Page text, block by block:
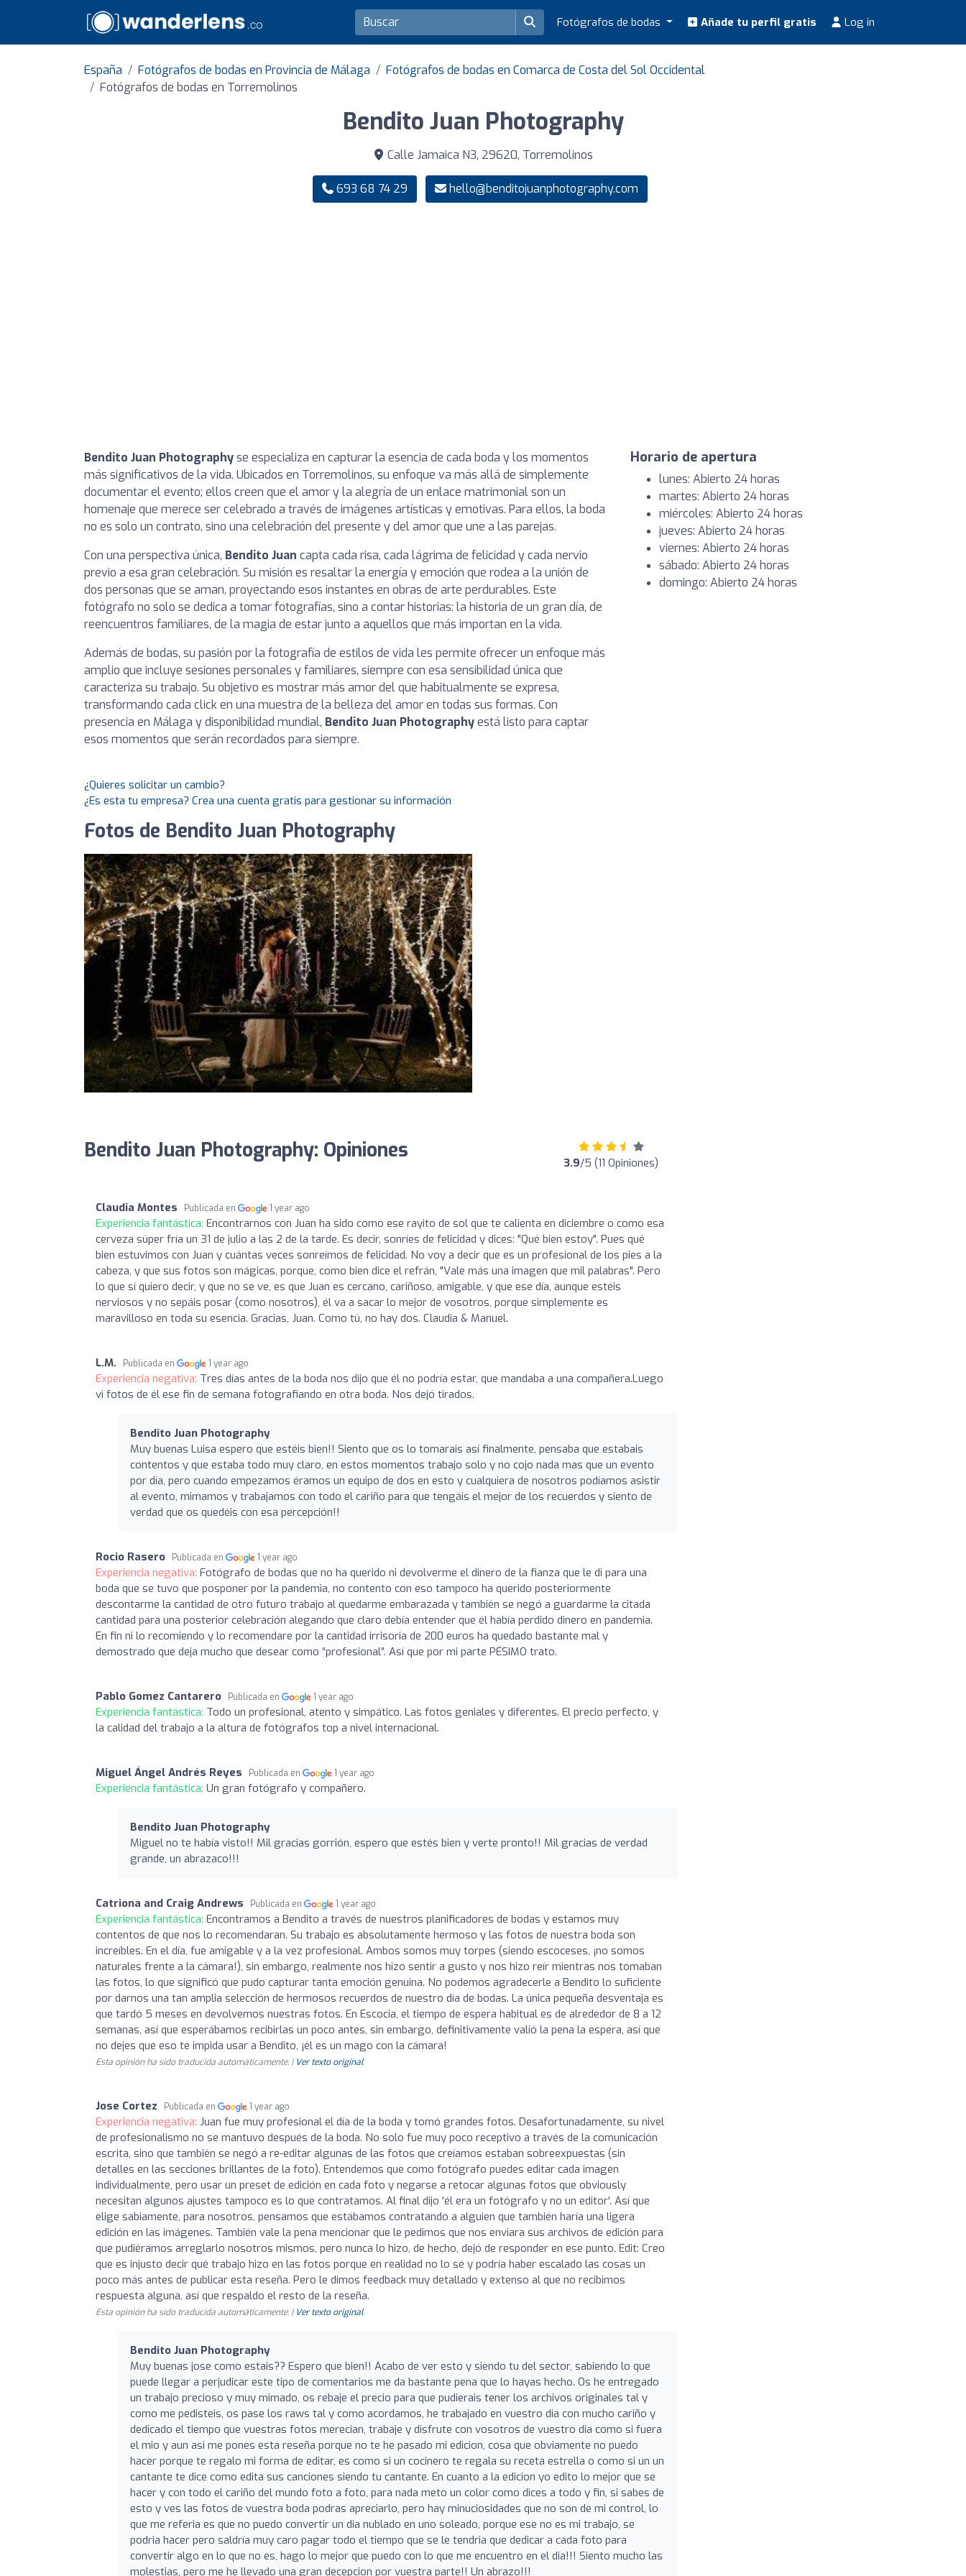
Fotógrafos de bodas Añade tu perfil gratis Log in
España Fotógrafos de bodas en Provincia de Málaga
Fotógrafos de bodas en Comarca de Costa del Sol Occidental
Fotógrafos de bodas en Torremolinos
Bendito Juan Photography
Calle Jamaica N3, 29620, Torremolinos
693 68 74 29 hello@benditojuanphotography.com
Bendito Juan Photographyse especializa en capturar la esencia de cada boda y los momentos
más significativos de la vida. Ubicados en Torremolinos, su enfoque va más allá de simplemente
documentar el evento; ellos creen que el amor y la alegría de un enlace matrimonial son un
homenaje que merece ser celebrado a través de imágenes artísticas y emotivas. Para ellos, la boda
no es solo un contrato, sino una celebración del presente y del amor que une a las parejas.
Con una perspectiva única, Bendito Juan capta cada risa, cada lágrima de felicidad y cada nervio
previo a esa gran celebración. Su misión es resaltar la energía y emoción que rodea a la unión de
dos personas que se aman, proyectando esos instantes en obras de arte perdurables. Este
fotógrafo no solo se dedica a tomar fotografías, sino a contar historias: la historia de un gran día, de
reencuentros familiares, de la magia de estar junto a aquellos que más importan en la vida.
Además de bodas, su pasión por la fotografía de estilos de vida les permite ofrecer un enfoque más
amplio que incluye sesiones personales y familiares, siempre con esa sensibilidad única que
caracteriza su trabajo. Su objetivo es mostrar más amor del que habitualmente se expresa,
transformando cada click en una muestra de la belleza del amor en todas sus formas. Con
presencia en Málaga y disponibilidad mundial, Bendito Juan Photographyestá listo para captar
esos momentos que serán recordados para siempre.
Horario de apertura
lunes: Abierto 24 horas
martes: Abierto 24 horas
miércoles: Abierto 24 horas
jueves: Abierto 24 horas
viernes: Abierto 24 horas
sábado: Abierto 24 horas
domingo: Abierto 24 horas
¿Quieres solicitar un cambio?
¿Es esta tu empresa? Crea una cuenta gratis para gestionar su información
Fotos de Bendito Juan Photography
Bendito Juan Photography: Opiniones 3.9/5 (11 Opiniones)
Claudia Montes Publicada en 1 year ago
Experiencia fantástica: Encontrarnos con Juan ha sido como ese rayito de sol que te calienta en diciembre o como esa
cerveza súper fría un 31 de julio a las 2 de la tarde. Es decir, sonríes de felicidad y dices: "Qué bien estoy". Pues qué
bien estuvimos con Juan y cuántas veces sonreímos de felicidad. No voy a decir que es un profesional de los pies a la
cabeza, y que sus fotos son mágicas, porque, como bien dice el refrán, "Vale más una imagen que mil palabras". Pero
lo que sí quiero decir, y que no se ve, es que Juan es cercano, cariñoso, amigable, y que ese día, aunque estéis
nerviosos y no sepáis posar (como nosotros), él va a sacar lo mejor de vosotros, porque simplemente es
maravilloso en toda su esencia. Gracias, Juan. Como tú, no hay dos. Claudia & Manuel.
L.M. Publicada en 1 year ago
Experiencia negativa: Tres días antes de la boda nos dijo que él no podría estar, que mandaba a una compañera.Luego
vi fotos de él ese fin de semana fotografiando en otra boda. Nos dejó tirados.
Bendito Juan Photography
Muy buenas Luisa espero que estéis bien!! Siento que os lo tomarais así finalmente, pensaba que estabais
contentos y que estaba todo muy claro, en estos momentos trabajo solo y no cojo nada mas que un evento
por día, pero cuando empezamos éramos un equipo de dos en esto y cualquiera de nosotros podíamos asistir
al evento, mimamos y trabajamos con todo el cariño para que tengáis el mejor de los recuerdos y siento de
verdad que os quedéis con esa percepción!!
Rocio Rasero Publicada en 1 year ago
Experiencia negativa: Fotógrafo de bodas que no ha querido ni devolverme el dinero de la fianza que le di para una
boda que se tuvo que posponer por la pandemia, no contento con eso tampoco ha querido posteriormente
descontarme la cantidad de otro futuro trabajo al quedarme embarazada y también se negó a guardarme la citada
cantidad para una posterior celebración alegando que claro debía entender que él había perdido dinero en pandemia.
En fin ni lo recomiendo y lo recomendare por la cantidad irrisoria de 200 euros ha quedado bastante mal y
demostrado que deja mucho que desear como “profesional”. Así que por mi parte PÉSIMO trato.
Pablo Gomez Cantarero Publicada en 1 year ago
Experiencia fantástica: Todo un profesional, atento y simpático. Las fotos geniales y diferentes. El precio perfecto, y
la calidad del trabajo a la altura de fotógrafos top a nivel internacional.
Miguel Ángel Andrés Reyes Publicada en 1 year ago
Experiencia fantástica: Un gran fotógrafo y compañero.
Bendito Juan Photography
Miguel no te había visto!! Mil gracias gorrión, espero que estés bien y verte pronto!! Mil gracias de verdad
grande, un abrazaco!!!
Catriona and Craig Andrews Publicada en 1 year ago
Experiencia fantástica: Encontramos a Bendito a través de nuestros planificadores de bodas y estamos muy
contentos de que nos lo recomendaran. Su trabajo es absolutamente hermoso y las fotos de nuestra boda son
increíbles. En el día, fue amigable y a la vez profesional. Ambos somos muy torpes (siendo escoceses, ¡no somos
naturales frente a la cámara!), sin embargo, realmente nos hizo sentir a gusto y nos hizo reír mientras nos tomaban
las fotos, lo que significó que pudo capturar tanta emoción genuina. No podemos agradecerle a Bendito lo suficiente
por darnos una tan amplia selección de hermosos recuerdos de nuestro día de bodas. La única pequeña desventaja es
que tardó 5 meses en devolvemos nuestras fotos. En Escocia, el tiempo de espera habitual es de alrededor de 8 a 12
semanas, así que esperábamos recibirlas un poco antes, sin embargo, definitivamente valió la pena la espera, así que
no dejes que eso te impida usar a Bendito, ¡él es un mago con la cámara!
Esta opinión ha sido traducida automáticamente. | Ver texto original
Jose Cortez Publicada en 1 year ago
Experiencia negativa: Juan fue muy profesional el día de la boda y tomó grandes fotos. Desafortunadamente, su nivel
de profesionalismo no se mantuvo después de la boda. No solo fue muy poco receptivo a través de la comunicación
escrita, sino que también se negó a re-editar algunas de las fotos que creíamos estaban sobreexpuestas (sin
detalles en las secciones brillantes de la foto). Entendemos que como fotógrafo puedes editar cada imagen
individualmente, pero usar un preset de edición en cada foto y negarse a retocar algunas fotos que obviously
necesitan algunos ajustes tampoco es lo que contratamos. Al final dijo 'él era un fotógrafo y no un editor'. Así que
elige sabiamente, para nosotros, pensamos que estábamos contratando a alguien que también haría una ligera
edición en las imágenes. También vale la pena mencionar que le pedimos que nos enviara sus archivos de edición para
que pudiéramos arreglarlo nosotros mismos, pero nunca lo hizo, de hecho, dejó de responder en ese punto. Edit: Creo
que es injusto decir qué trabajo hizo en las fotos porque en realidad no lo sé y podría haber escalado las cosas un
poco más antes de publicar esta reseña. Pero le dimos feedback muy detallado y extenso al que no recibimos
respuesta alguna, así que respaldo el resto de la reseña.
Esta opinión ha sido traducida automáticamente. | Ver texto original
Bendito Juan Photography
Muy buenas jose como estais?? Espero que bien!! Acabo de ver esto y siendo tu del sector, sabiendo lo que
puede llegar a perjudicar este tipo de comentarios me da bastante pena que lo hayas hecho. Os he entregado
un trabajo precioso y muy mimado, os rebaje el precio para que pudierais tener los archivos originales tal y
como me pedisteis, os pase los raws tal y como acordamos, he trabajado en vuestro dia con mucho cariño y
dedicado el tiempo que vuestras fotos merecian, trabaje y disfrute con vosotros de vuestro dia como si fuera
el mio y aun asi me pones esta reseña porque no te he pasado mi edicion, cosa que obviamente no puedo
hacer porque te regalo mi forma de editar, es como si un cocinero te regala su receta estrella o como si un un
cantante te dice como edita sus canciones siendo tu cantante. En cuanto a la edicion yo edito lo mejor que se
hacer y con todo el cariño del mundo foto a foto, para nada meto un color como dices a todo y fin, si sabes de
esto y ves las fotos de vuestra boda podras apreciarlo, pero hay minuciosidades que no son de mi control, lo
que me referia es que no puedo convertir un dia nublado en uno soleado, porque ese no es mi trabajo, se
podria hacer pero saldría muy caro pagar todo el tiempo que se le tendria que dedicar a cada foto para
convertir algo en lo que no es, hago lo mejor que puedo con lo que me encuentro en el dia!!! Siento mucho las
molestias, pero me he llevado una gran decepcion por vuestra parte!! Un abrazo!!!